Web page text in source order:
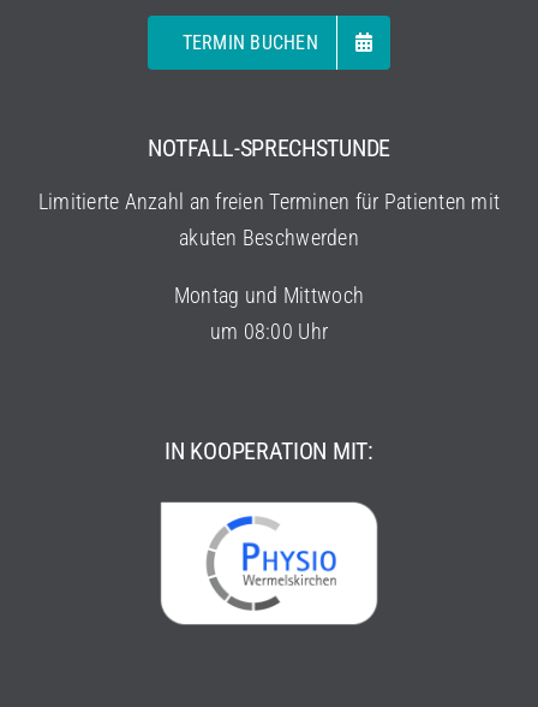
TERMIN BUCHEN
NOTFALL-SPRECHSTUNDE
Limitierte Anzahl an freien Terminen für Patienten mit
akuten Beschwerden
Montag und Mittwoch
um 08:00 Uhr
IN KOOPERATION MIT: